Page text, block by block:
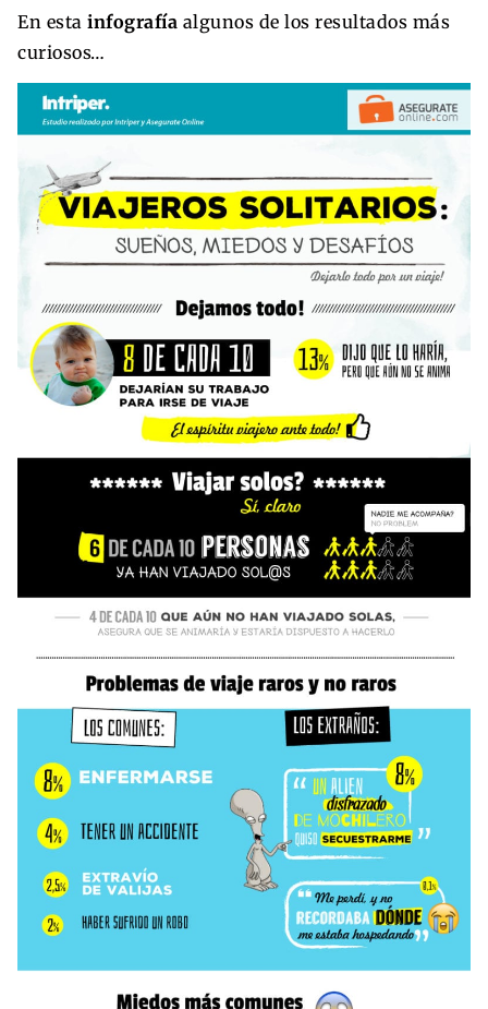
En esta infografía algunos de los resultados más
curiosos…